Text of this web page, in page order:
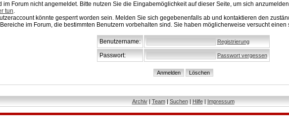
im Forum nicht angemeldet. Bitte nutzen Sie die Eingabemöglichkeit auf dieser Seite, um sich
tun.
könnte gesperrt worden sein. Melden Sie sich gegebenenfalls ab und kontaktieren den
im Forum, die bestimmten Benutzern vorbehalten sind. Sie haben möglicherweise versucht
Benutzername: Registrierung
Passwort: Passwort vergessen
Archiv| Team| Suchen| Hilfe| Impressum